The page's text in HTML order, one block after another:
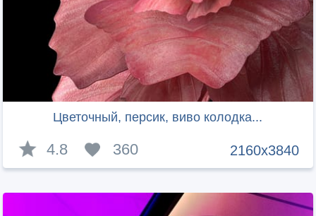
Цветочный, персик, виво колодка...
2160x3840
4.8 360